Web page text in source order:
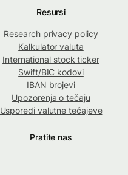
Resursi
Research privacy policy
Kalkulator valuta
International stock ticker
Swift/BIC kodovi
IBAN brojevi
Upozorenja o tečaju
Usporedi valutne tečajeve
Pratite nas